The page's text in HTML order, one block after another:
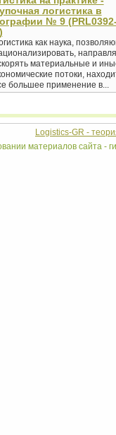
логистика в
№ 9
как наука,
материальные и
потоки,
большее применение в...
Logistics-GR -
материалов сайта -